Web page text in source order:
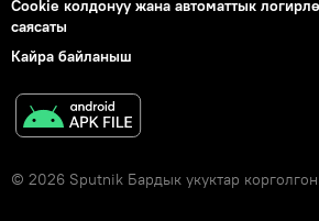
Cookie колдонуу жана автоматтык
саясаты
Кайра байланыш
© 2026 Sputnik Бардык укуктар